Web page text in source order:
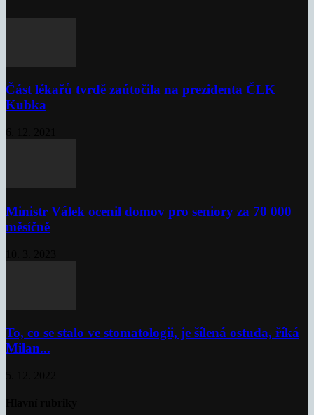
Část lékařů tvrdě zaútočila na prezidenta ČLK
Kubka
Ministr Válek ocenil domov pro seniory za 70 000
měsíčně
To, co se stalo ve stomatologii, je šílená ostuda, říká
Milan...